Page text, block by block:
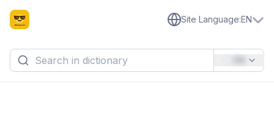
Site Language:EN